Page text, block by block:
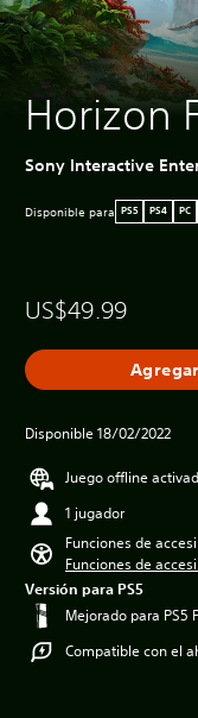
Horizon
Sony Interactive
Disponible para PS5 PS4 PC
US$49.99
Disponible 18/02/2022
Juego offline
1 jugador
Funciones de
Funciones de
Versión para PS5
Mejorado para PS5
Compatible con el